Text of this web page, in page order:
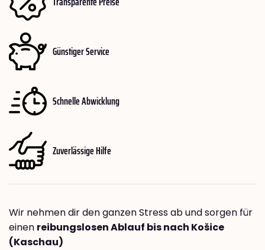
Günstiger Service
Schnelle Abwicklung
Zuverlässige Hilfe
Wir nehmen dir den ganzen Stress ab und sorgen für
einen reibungslosen Ablauf bis nach Košice
(Kaschau)